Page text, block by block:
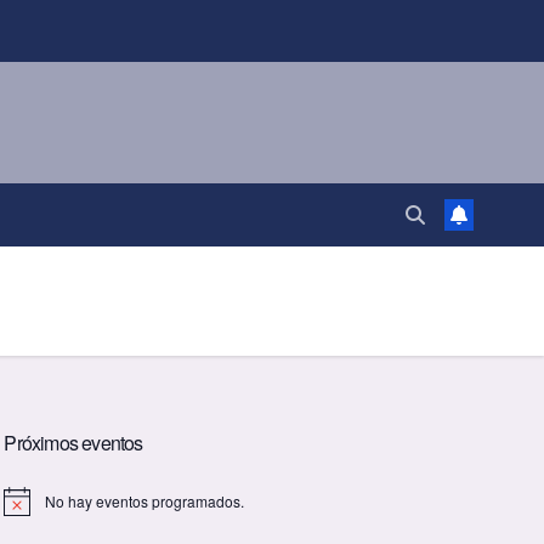
Próximos eventos
A
No hay eventos programados.